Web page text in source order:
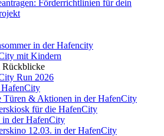
Förderrichtlinien für dein
in der Hafencity
mit Kindern
Run 2026
Türen & Aktionen in der HafenCity
für die HafenCity
in der HafenCity
12.03. in der HafenCity